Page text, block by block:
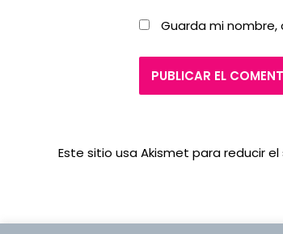
Guarda mi
Este sitio usa Akismet para reducir el